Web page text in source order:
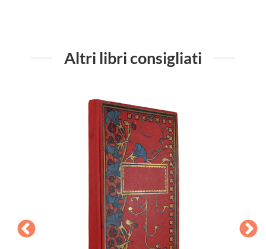
Altri libri consigliati